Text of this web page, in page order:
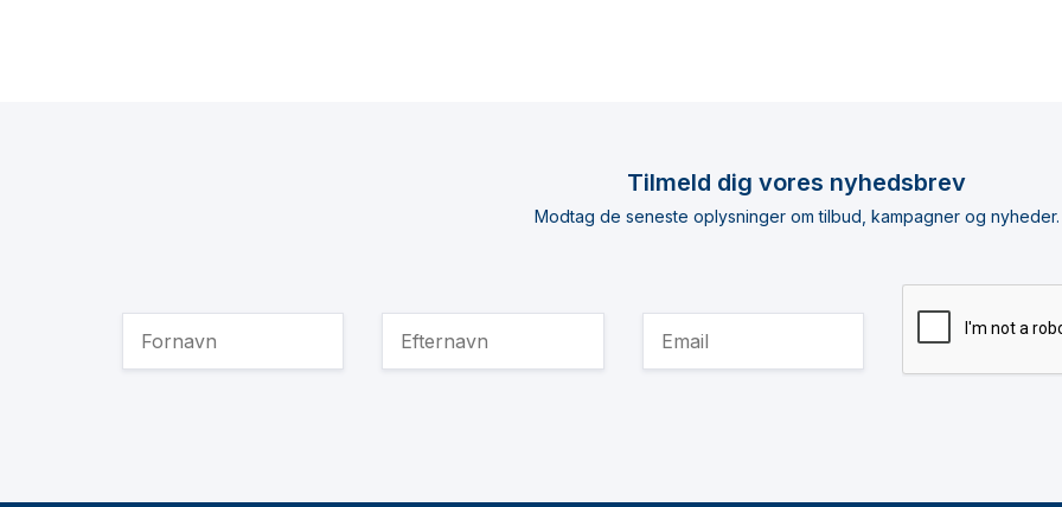
Tilmeld dig vores nyhedsbrev
Modtag de seneste oplysninger om tilbud, kampagner og nyheder.